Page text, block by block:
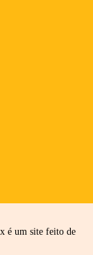
é um site feito de